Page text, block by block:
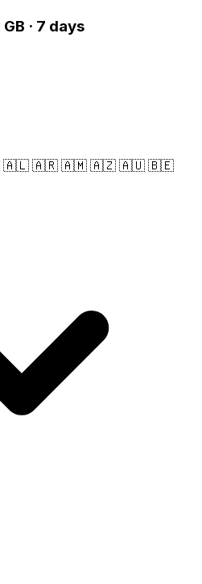
GB · 7 days
🇦🇱 🇦🇷 🇦🇲 🇦🇿 🇦🇺 🇧🇪